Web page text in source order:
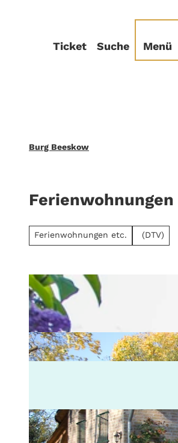
Ticket Suche Menü
Burg Beeskow
Ferienwohnungen etc. (DTV)